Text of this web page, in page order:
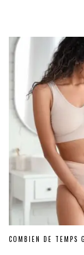
COMBIEN DE TEMPS